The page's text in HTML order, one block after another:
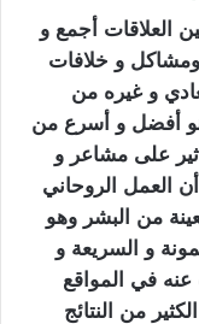
العلاقات أجمع و
ومشاكل و خلافات
و غيره من
هو أفضل و أسرع من
على مشاعر و
العمل الروحاني
من البشر وهو
و السريعة و
عنه في المواقع
من النتائج